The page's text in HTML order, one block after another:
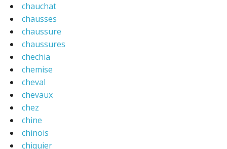
chauchat
chausses
chaussure
chaussures
chechia
chemise
cheval
chevaux
chez
chine
chinois
chiquier